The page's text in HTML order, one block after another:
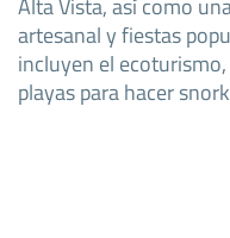
artesanal y fiestas
incluyen el
playas para hacer